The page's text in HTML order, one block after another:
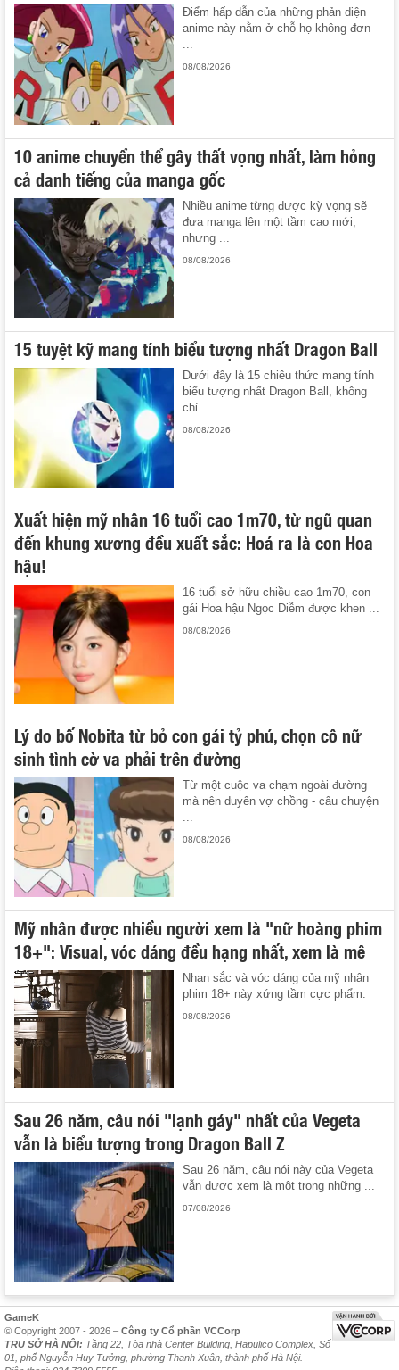
Điểm hấp dẫn của những phản diện
anime này nằm ở chỗ họ không đơn
...
08/08/2026
10 anime chuyển thể gây thất vọng nhất, làm hỏng
cả danh tiếng của manga gốc
Nhiều anime từng được kỳ vọng sẽ
đưa manga lên một tầm cao mới,
nhưng ...
08/08/2026
15 tuyệt kỹ mang tính biểu tượng nhất Dragon Ball
Dưới đây là 15 chiêu thức mang tính
biểu tượng nhất Dragon Ball, không
chỉ ...
08/08/2026
Xuất hiện mỹ nhân 16 tuổi cao 1m70, từ ngũ quan
đến khung xương đều xuất sắc: Hoá ra là con Hoa
hậu!
16 tuổi sở hữu chiều cao 1m70, con
gái Hoa hậu Ngọc Diễm được khen ...
08/08/2026
Lý do bố Nobita từ bỏ con gái tỷ phú, chọn cô nữ
sinh tình cờ va phải trên đường
Từ một cuộc va chạm ngoài đường
mà nên duyên vợ chồng - câu chuyện
08/08/2026
Mỹ nhân được nhiều người xem là "nữ hoàng phim
18+": Visual, vóc dáng đều hạng nhất, xem là mê
Nhan sắc và vóc dáng của mỹ nhân
phim 18+ này xứng tầm cực phẩm.
08/08/2026
Sau 26 năm, câu nói "lạnh gáy" nhất của Vegeta
vẫn là biểu tượng trong Dragon Ball Z
Sau 26 năm, câu nói này của Vegeta
vẫn được xem là một trong những ...
07/08/2026
GameK
© Copyright 2007 - 2026 – Công ty Cổ phần VCCorp
TRỤ SỞ HÀ NỘI: Tầng 22, Tòa nhà Center Building, Hapulico Complex, Số
01, phố Nguyễn Huy Tưởng, phường Thanh Xuân, thành phố Hà Nội.